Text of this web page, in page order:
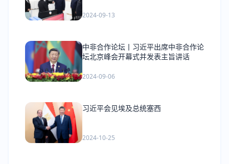
2024-09-13
中非合作论坛丨习近平出席中非合作论
坛北京峰会开幕式并发表主旨讲话
2024-09-06
习近平会见埃及总统塞西
2024-10-25